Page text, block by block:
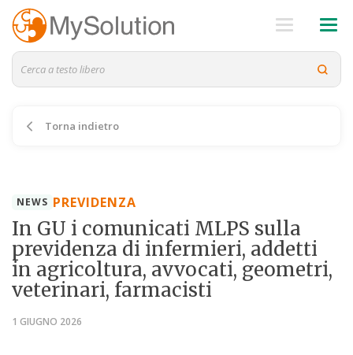
Torna indietro
NEWS PREVIDENZA
In GU i comunicati MLPS sulla
previdenza di infermieri, addetti
in agricoltura, avvocati, geometri,
veterinari, farmacisti
1 GIUGNO 2026